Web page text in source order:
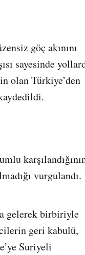
göç akınını
sayesinde
olan Türkiye’den
vurgulandı.
gelerek birbiriyle
geri kabulü,
Suriyeli